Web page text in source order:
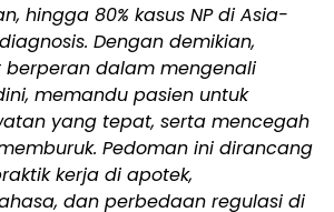
hingga 80% kasus NP di Asia-
Dengan demikian,
dalam mengenali
memandu pasien untuk
yang tepat, serta mencegah
Pedoman ini dirancang
kerja di apotek,
dan perbedaan regulasi di